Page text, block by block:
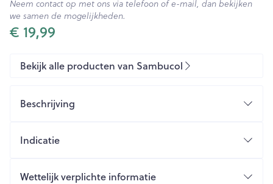
€ 19,99
Neem contact op met ons via telefoon of e-mail, dan bekijken
we samen de mogelijkheden.
Bekijk alle producten van Sambucol
Beschrijving
Indicatie
Wettelijk verplichte informatie